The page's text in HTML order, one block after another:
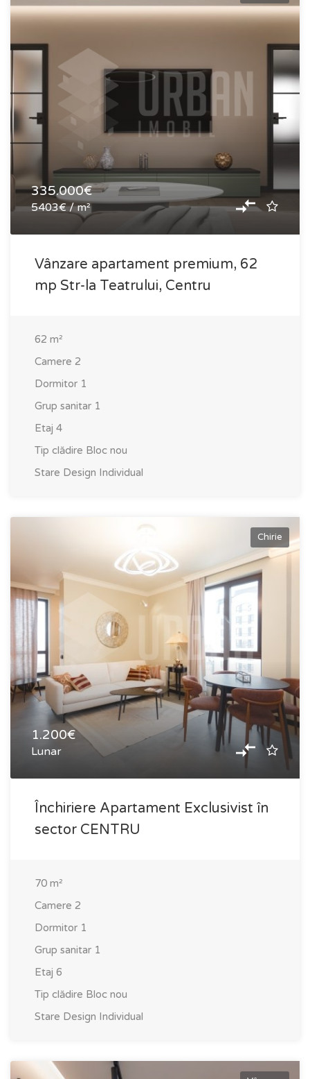
335.000€
5403€ / m²
Vânzare apartament premium, 62
mp Str-la Teatrului, Centru
62 m²
Camere 2
Dormitor 1
Grup sanitar 1
Etaj 4
Tip clădire Bloc nou
Stare Design Individual
Chirie
1.200€
Lunar
Închiriere Apartament Exclusivist în
sector CENTRU
70 m²
Camere 2
Dormitor 1
Grup sanitar 1
Etaj 6
Tip clădire Bloc nou
Stare Design Individual